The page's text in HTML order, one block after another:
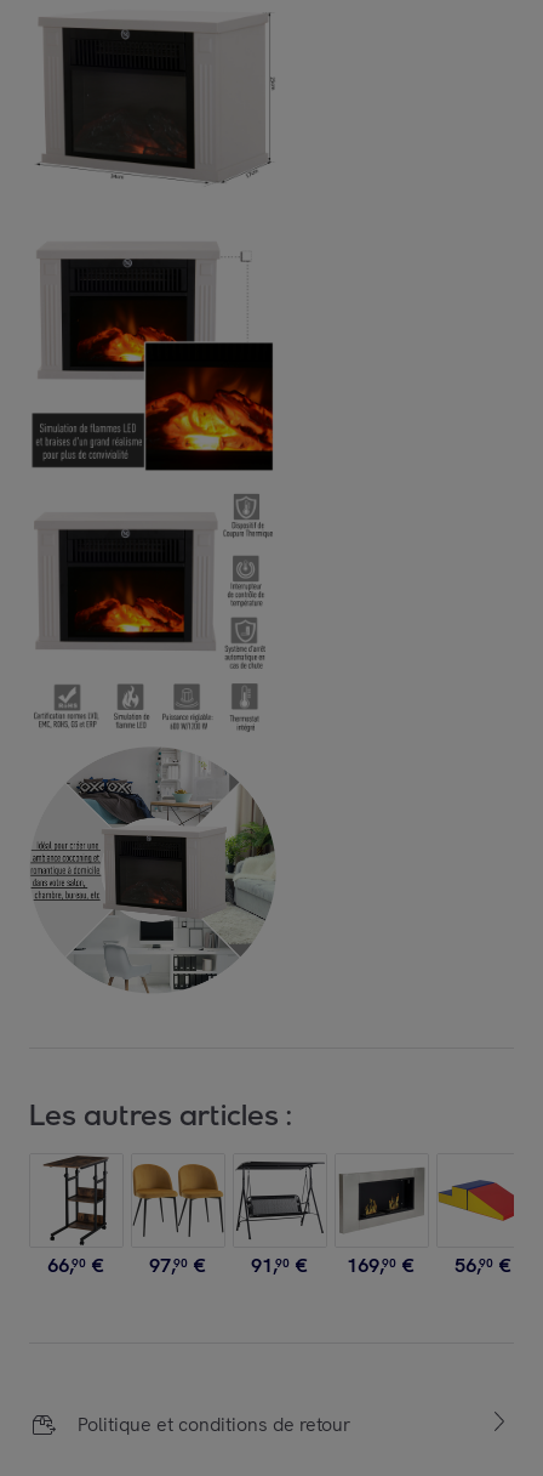
Les autres articles :
66,90 € 97,90 € 91,90 € 169,90 € 56,90 €
Politique et conditions de retour